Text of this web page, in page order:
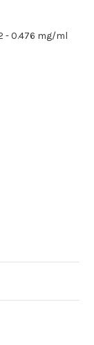
- 0.476 mg/ml